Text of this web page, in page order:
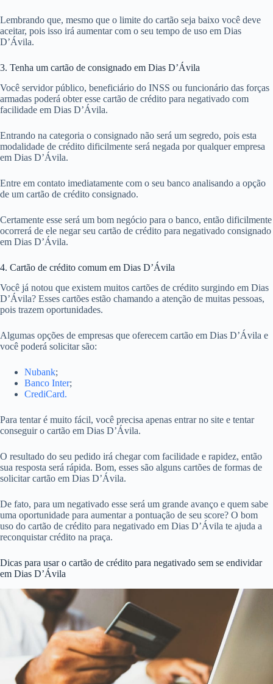
Lembrando que, mesmo que o limite do cartão seja baixo você deve
aceitar, pois isso irá aumentar com o seu tempo de uso em Dias
D’Ávila.
3. Tenha um cartão de consignado em Dias D’Ávila
Você servidor público, beneficiário do INSS ou funcionário das forças
armadas poderá obter esse cartão de crédito para negativado com
facilidade em Dias D’Ávila.
Entrando na categoria o consignado não será um segredo, pois esta
modalidade de crédito dificilmente será negada por qualquer empresa
em Dias D’Ávila.
Entre em contato imediatamente com o seu banco analisando a opção
de um cartão de crédito consignado.
Certamente esse será um bom negócio para o banco, então dificilmente
ocorrerá de ele negar seu cartão de crédito para negativado consignado
em Dias D’Ávila.
4. Cartão de crédito comum em Dias D’Ávila
Você já notou que existem muitos cartões de crédito surgindo em Dias
D’Ávila? Esses cartões estão chamando a atenção de muitas pessoas,
pois trazem oportunidades.
Algumas opções de empresas que oferecem cartão em Dias D’Ávila e
você poderá solicitar são:
Nubank;
Banco Inter;
CrediCard.
Para tentar é muito fácil, você precisa apenas entrar no site e tentar
conseguir o cartão em Dias D’Ávila.
O resultado do seu pedido irá chegar com facilidade e rapidez, então
sua resposta será rápida. Bom, esses são alguns cartões de formas de
solicitar cartão em Dias D’Ávila.
De fato, para um negativado esse será um grande avanço e quem sabe
uma oportunidade para aumentar a pontuação de seu score? O bom
uso do cartão de crédito para negativado em Dias D’Ávila te ajuda a
reconquistar crédito na praça.
Dicas para usar o cartão de crédito para negativado sem se endividar
em Dias D’Ávila